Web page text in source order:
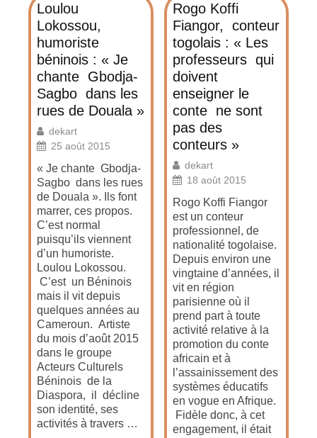
Loulou
Lokossou,
humoriste
béninois : « Je
chante Gbodja-
Sagbo dans les
rues de Douala »
dekart
25 août 2015
« Je chante Gbodja-
Sagbo dans les rues
de Douala ». Ils font
marrer, ces propos.
C’est normal
puisqu’ils viennent
d’un humoriste.
Loulou Lokossou.
C’est un Béninois
mais il vit depuis
quelques années au
Cameroun. Artiste
du mois d’août 2015
dans le groupe
Acteurs Culturels
Béninois de la
Diaspora, il décline
son identité, ses
activités à travers …
Rogo Koffi
Fiangor, conteur
togolais : « Les
professeurs qui
doivent
enseigner le
conte ne sont
pas des
conteurs »
dekart
18 août 2015
Rogo Koffi Fiangor
est un conteur
professionnel, de
nationalité togolaise.
Depuis environ une
vingtaine d’années, il
vit en région
parisienne où il
prend part à toute
activité relative à la
promotion du conte
africain et à
l’assainissement des
systèmes éducatifs
en vogue en Afrique.
Fidèle donc, à cet
engagement, il était